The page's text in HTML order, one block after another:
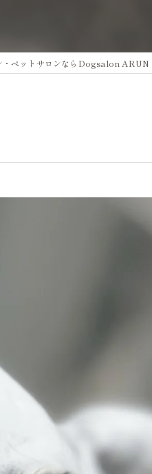
・ペットサロンならDogsalon ARUN